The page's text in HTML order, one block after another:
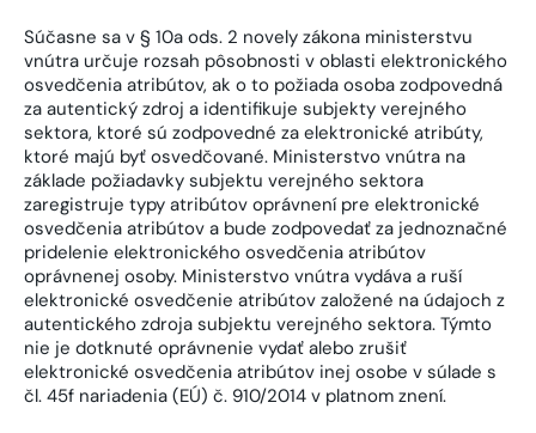
Súčasne sa v § 10a ods. 2 novely zákona ministerstvu
vnútra určuje rozsah pôsobnosti v oblasti elektronického
osvedčenia atribútov, ak o to požiada osoba zodpovedná
za autentický zdroj a identifikuje subjekty verejného
sektora, ktoré sú zodpovedné za elektronické atribúty,
ktoré majú byť osvedčované. Ministerstvo vnútra na
základe požiadavky subjektu verejného sektora
zaregistruje typy atribútov oprávnení pre elektronické
osvedčenia atribútov a bude zodpovedať za jednoznačné
pridelenie elektronického osvedčenia atribútov
oprávnenej osoby. Ministerstvo vnútra vydáva a ruší
elektronické osvedčenie atribútov založené na údajoch z
autentického zdroja subjektu verejného sektora. Týmto
nie je dotknuté oprávnenie vydať alebo zrušiť
elektronické osvedčenia atribútov inej osobe v súlade s
čl. 45f nariadenia (EÚ) č. 910/2014 v platnom znení.